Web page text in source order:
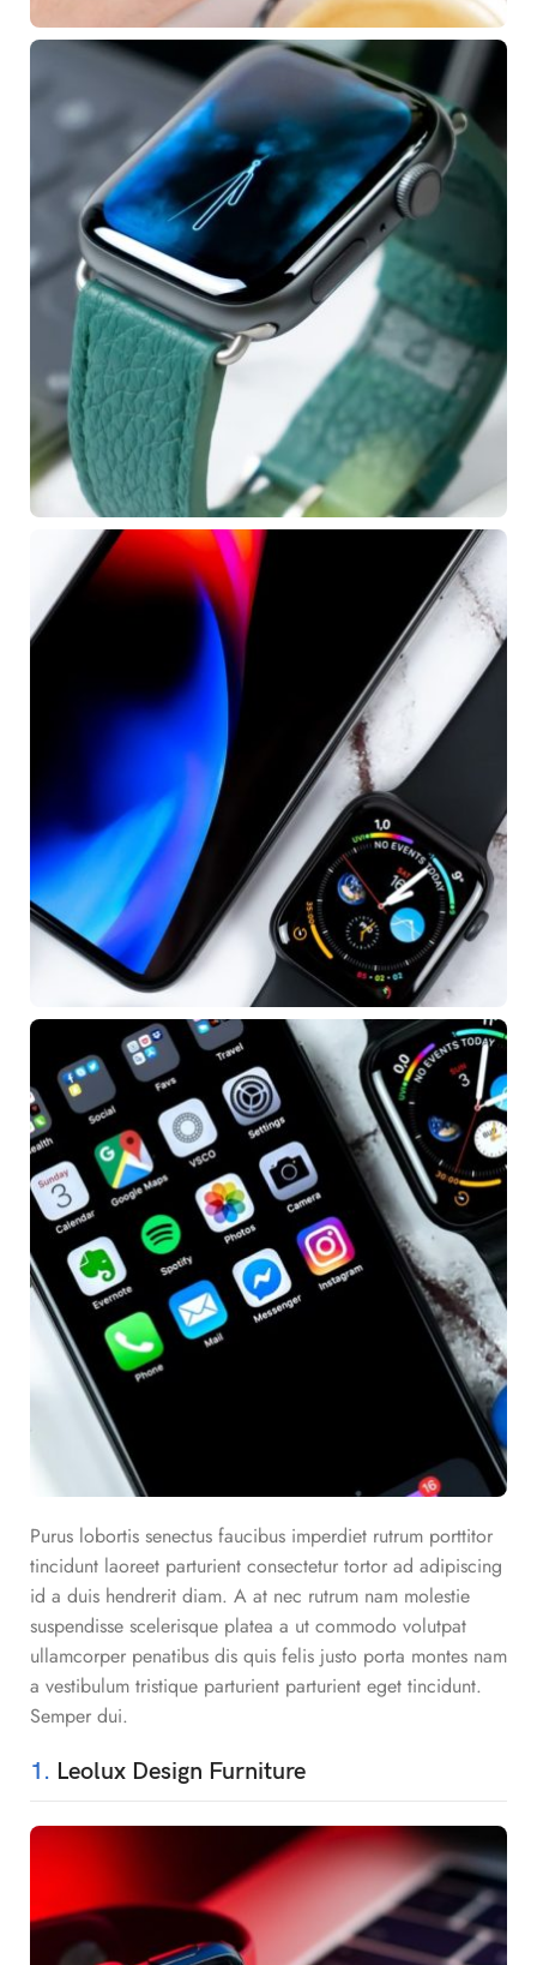
Purus lobortis senectus faucibus imperdiet rutrum porttitor
tincidunt laoreet parturient consectetur tortor ad adipiscing
id a duis hendrerit diam. A at nec rutrum nam molestie
suspendisse scelerisque platea a ut commodo volutpat
ullamcorper penatibus dis quis felis justo porta montes nam
a vestibulum tristique parturient parturient eget tincidunt.
Semper dui.
1. Leolux Design Furniture